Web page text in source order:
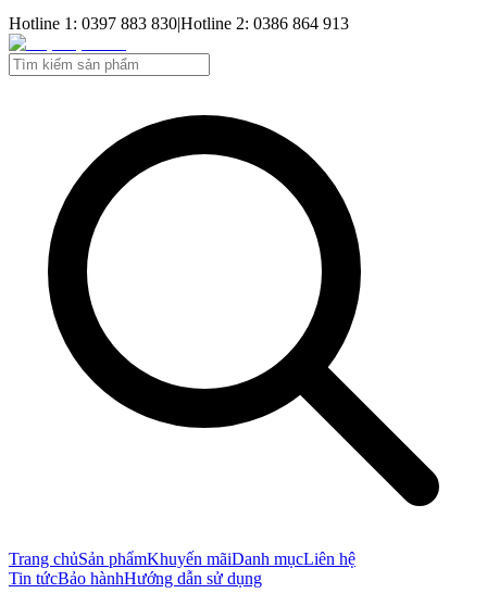
Hotline 1: 0397 883 830|Hotline 2: 0386 864 913
Trang chủSản phẩmKhuyến mãiDanh mụcLiên hệ
Tin tứcBảo hànhHướng dẫn sử dụng